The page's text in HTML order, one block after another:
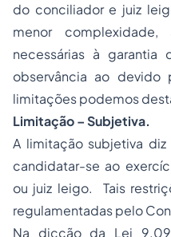
do conciliador e juiz
menor
necessárias à garantia
observância ao
limitações podemos
Limitação – Subjetiva.
A limitação subjetiva
candidatar-se ao
ou juiz leigo. Tais
regulamentadas pelo
Na dicção da Lei